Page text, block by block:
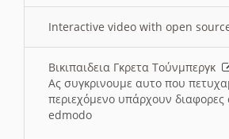
Interactive video with open
Βικιπαιδεια Γκρετα Τούνμπεργκ
Ας συγκρινουμε αυτο που
περιεχόμενο υπάρχουν
edmodo